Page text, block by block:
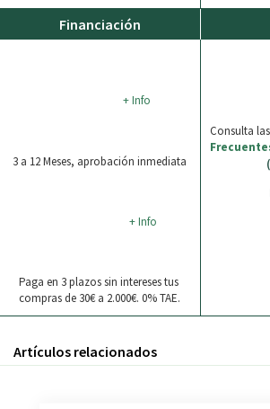
Financiación
+ Info
3 a 12 Meses, aprobación inmediata
+ Info
Paga en 3 plazos sin intereses tus
compras de 30€ a 2.000€. 0% TAE.
Consulta las
Artículos relacionados